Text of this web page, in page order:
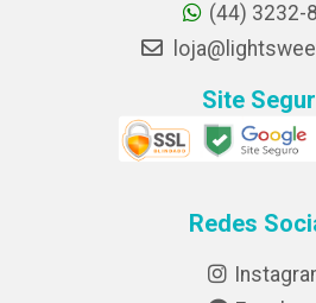
(44) 3232-
Site
Redes